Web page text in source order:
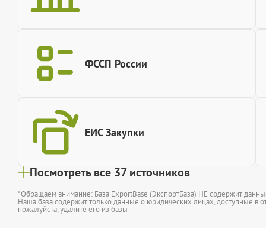
ФССП России
ЕИС Закупки
Посмотреть все 37 источников
*Обращаем внимание: База ExportBase (ЭкспортБаза) НЕ содержит
Наша база содержит только данные о юридических лицах, доступные в
пожалуйста,удалите его из базы